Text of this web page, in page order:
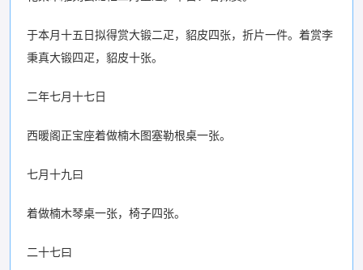
于本月十五日拟得赏大锻二疋，貂皮四张，折片一件。着赏李
秉真大锻四疋，貂皮十张。
二年七月十七日
西暖阁正宝座着做楠木图塞勒根桌一张。
七月十九曰
着做楠木琴桌一张，椅子四张。
二十七曰